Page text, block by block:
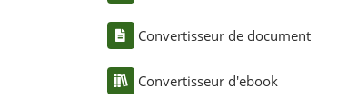
Convertisseur de document
Convertisseur d'ebook